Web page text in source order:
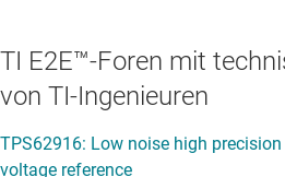
TI E2E™-Foren mit
von TI-Ingenieuren